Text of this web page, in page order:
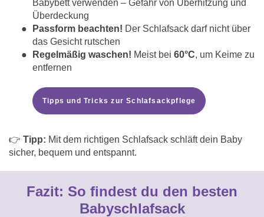
Babybett verwenden – Gefahr von Überhitzung und
Überdeckung
Passform beachten! Der Schlafsack darf nicht über
das Gesicht rutschen
Regelmäßig waschen! Meist bei 60°C, um Keime zu
entfernen
Tipps und Tricks zur Schlafsackpflege
👉 Tipp: Mit dem richtigen Schlafsack schläft dein Baby
sicher, bequem und entspannt.
Fazit: So findest du den besten
Babyschlafsack